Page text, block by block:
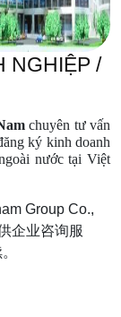
NGHIỆP /
chuyên tư vấn
ký kinh doanh
nước tại Việt
Group Co.,
企业咨询服